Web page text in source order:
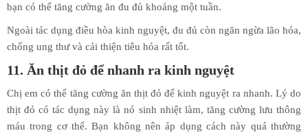
bạn có thể tăng cường ăn đu đủ khoảng một tuần.
Ngoài tác dụng điều hòa kinh nguyệt, đu đủ còn ngăn ngừa lão hóa,
chống ung thư và cải thiện tiêu hóa rất tốt.
11. Ăn thịt đỏ để nhanh ra kinh nguyệt
Chị em có thể tăng cường ăn thịt đỏ để kinh nguyệt ra nhanh. Lý do
thịt đỏ có tác dụng này là nó sinh nhiệt làm, tăng cường lưu thông
máu trong cơ thể. Bạn không nên áp dụng cách này quá thường